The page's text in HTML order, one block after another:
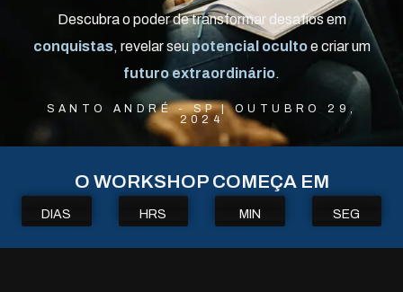
Descubra o poder de transformar desafios em
conquistas, revelar seu potencial ocultoe criar um
futuro extraordinário.
SANTO ANDRÉ - SP | OUTUBRO 29,
2024
O WORKSHOP COMEÇA EM
DIAS HRS MIN SEG